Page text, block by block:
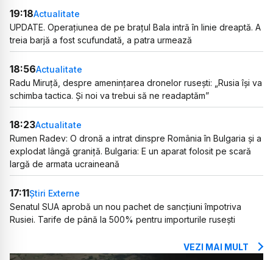
19:18Actualitate
UPDATE. Operațiunea de pe brațul Bala intră în linie dreaptă. A
treia barjă a fost scufundată, a patra urmează
18:56Actualitate
Radu Miruță, despre amenințarea dronelor rusești: „Rusia își va
schimba tactica. Și noi va trebui să ne readaptăm”
18:23Actualitate
Rumen Radev: O dronă a intrat dinspre România în Bulgaria și a
explodat lângă graniță. Bulgaria: E un aparat folosit pe scară
largă de armata ucraineană
17:11Știri Externe
Senatul SUA aprobă un nou pachet de sancțiuni împotriva
Rusiei. Tarife de până la 500% pentru importurile rusești
VEZI MAI MULT